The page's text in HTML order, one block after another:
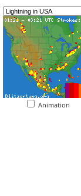
Animation